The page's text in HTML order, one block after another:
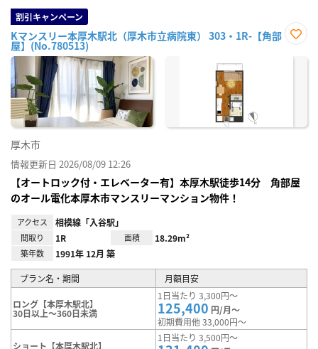
割引キャンペーン
Kマンスリー本厚木駅北（厚木市立病院東） 303・1R-【角部
屋】(No.780513)
に入
厚木市
情報更新日 2026/08/09 12:26
【オートロック付・エレベーター有】本厚木駅徒歩14分 角部屋
のオール電化本厚木市マンスリーマンション物件！
アクセス 相模線「入谷駅」
間取り 1R 面積 18.29m²
築年数 1991年 12月 築
プラン名・期間 月額目安
ロング【本厚木駅北】
30日以上～360日未満
1日当たり 3,300円～
125,400 円/月～
初期費用他 33,000円～
ショート【本厚木駅北】
1日当たり 3,500円～